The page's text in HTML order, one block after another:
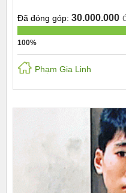
Đã đóng góp: 30.000.000
100%
Phạm Gia Linh